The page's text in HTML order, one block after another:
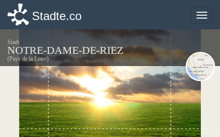
Toggle
Stadte.co
Stadt
NOTRE-DAME-DE-RIEZ
(Pays de la Loire)
Toggle
Stadte.co